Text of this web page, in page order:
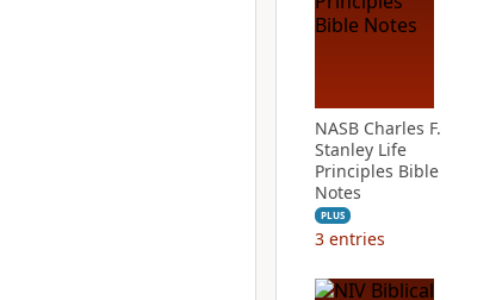
NASB Charles F.
Stanley Life
Principles Bible
Notes
PLUS
3 entries